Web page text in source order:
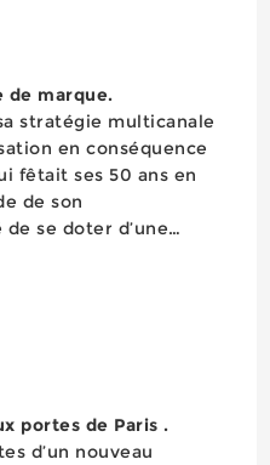
de marque.
stratégie multicanale
en conséquence
fêtait ses 50 ans en
de son
se doter d’une
portes de Paris .
d’un nouveau